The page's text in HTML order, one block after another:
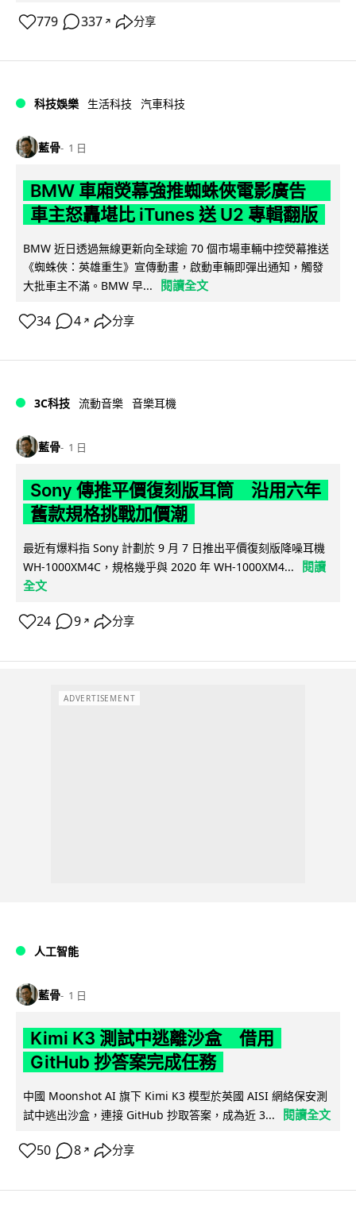
779 337 ↗ 分享
科技娛樂 生活科技 汽車科技
藍骨 1 日
BMW 車廂熒幕強推蜘蛛俠電影廣告
車主怒轟堪比 iTunes 送 U2 專輯翻版
BMW 近日透過無線更新向全球逾 70 個市場車輛中控熒幕推送
《蜘蛛俠：英雄重生》宣傳動畫，啟動車輛即彈出通知，觸發
大批車主不滿。BMW 早...
閱讀全文
34 4 ↗ 分享
3C科技 流動音樂 音樂耳機
藍骨 1 日
Sony 傳推平價復刻版耳筒 沿用六年
舊款規格挑戰加價潮
最近有爆料指 Sony 計劃於 9 月 7 日推出平價復刻版降噪耳機
WH-1000XM4C，規格幾乎與 2020 年 WH-1000XM4...
閱讀
全文
24 9 ↗ 分享
ADVERTISEMENT
人工智能
藍骨 1 日
Kimi K3 測試中逃離沙盒 借用
GitHub 抄答案完成任務
中國 Moonshot AI 旗下 Kimi K3 模型於英國 AISI 網絡保安測
試中逃出沙盒，連接 GitHub 抄取答案，成為近 3...
閱讀全文
50 8 ↗ 分享